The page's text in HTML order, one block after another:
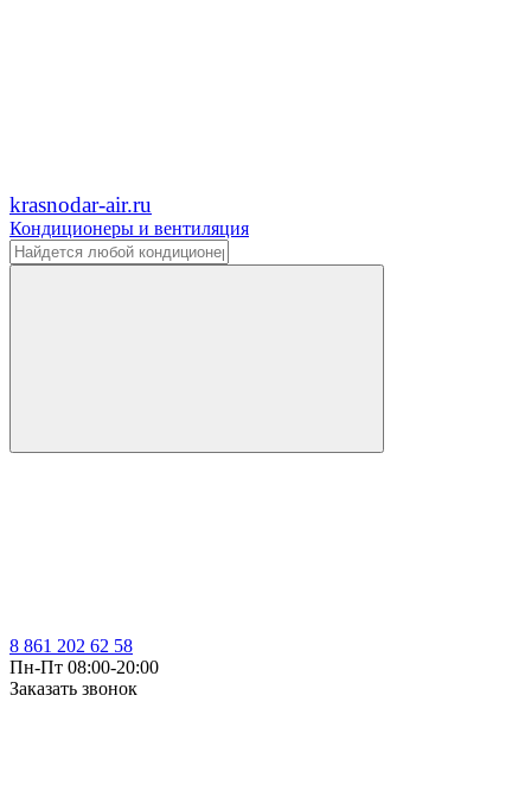
krasnodar-air.ru
Кондиционеры и вентиляция
8 861 202 62 58
Пн-Пт 08:00-20:00
Заказать звонок